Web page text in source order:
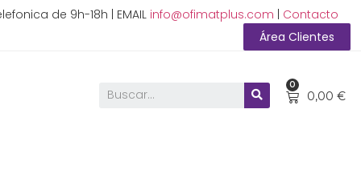
de 9h-18h | EMAIL info@ofimatplus.com
Contacto
Área Clientes
0,00 €
0